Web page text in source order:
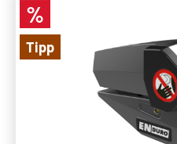
Rabatt
%
Tipp